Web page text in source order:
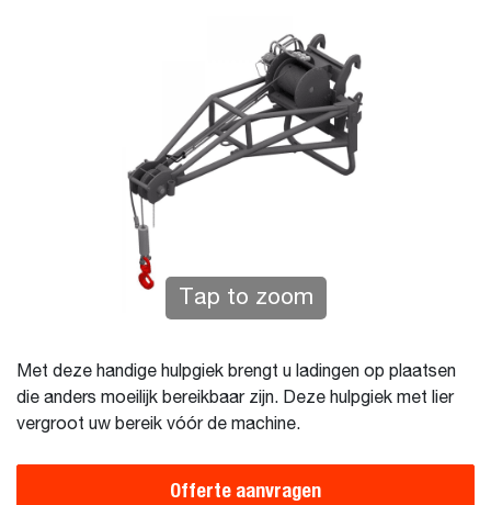
Tap to zoom
Met deze handige hulpgiek brengt u ladingen op plaatsen
die anders moeilijk bereikbaar zijn. Deze hulpgiek met lier
vergroot uw bereik vóór de machine.
Offerte aanvragen